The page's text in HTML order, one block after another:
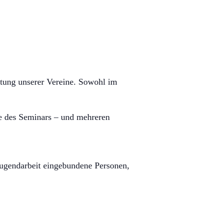
unserer Vereine. Sowohl im
Seminars – und mehreren
eingebundene Personen,